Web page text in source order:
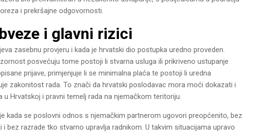
i prekršajne odgovornosti.
i glavni rizici
zasebnu provjeru i kada je hrvatski dio postupka uredno proveden.
posvećuju tome postoji li stvarna usluga ili prikriveno ustupanje
prijave, primjenjuje li se minimalna plaća te postoji li uredna
zakonitost rada. To znači da hrvatski poslodavac mora moći dokazati i
u Hrvatskoj i pravni temelj rada na njemačkom teritoriju.
kada se poslovni odnos s njemačkim partnerom ugovori preopćenito, bez
bez razrade tko stvarno upravlja radnikom. U takvim situacijama upravo